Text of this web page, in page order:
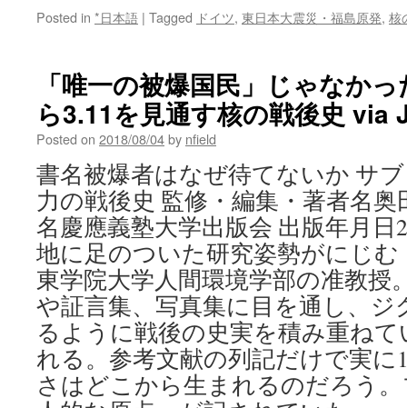
Posted in *日本語 | Tagged ドイツ, 東日本大震災・福島原発, 核
「唯一の被爆国民」じゃなか
ら3.11を見通す核の戦後史 via
Posted on 2018/08/04by nfield
書名被爆者はなぜ待てないか サ
力の戦後史 監修・編集・著者名
名慶應義塾大学出版会 出版年月
地に足のついた研究姿勢がにじ
東学院大学人間環境学部の准教授
や証言集、写真集に目を通し、
るように戦後の史実を積み重ね
れる。参考文献の列記だけで実に
さはどこから生まれるのだろう